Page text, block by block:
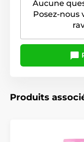
Aucune
Posez-nous
Produits